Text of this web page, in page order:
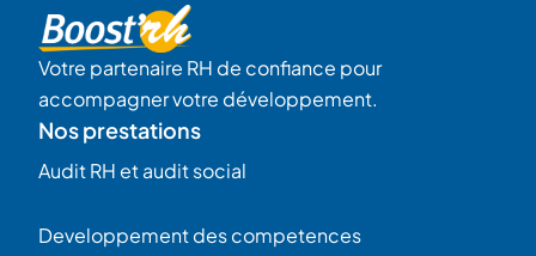
Votre partenaire RH de confiance pour
accompagner votre développement.
Nos prestations
Audit RH et audit social
Developpement des competences